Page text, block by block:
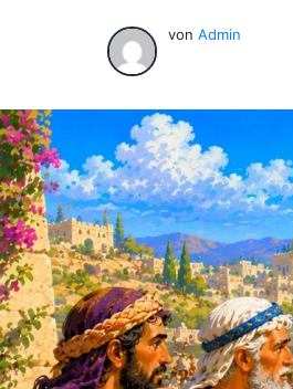
von Admin